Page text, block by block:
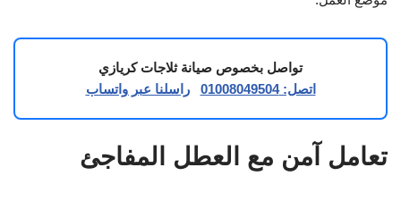
تواصل بخصوص صيانة ثلاجات كريازي
اتصل: 01008049504
راسلنا عبر واتساب
تعامل آمن مع العطل المفاجئ